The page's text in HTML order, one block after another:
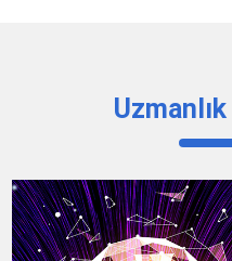
Uzmanlık